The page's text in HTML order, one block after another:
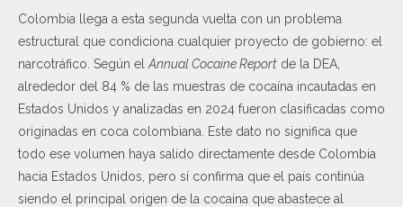
Colombia llega a esta segunda vuelta con un problema
estructural que condiciona cualquier proyecto de gobierno: el
narcotráfico. Según el Annual Cocaine Report de la DEA,
alrededor del 84 % de las muestras de cocaína incautadas en
Estados Unidos y analizadas en 2024 fueron clasificadas como
originadas en coca colombiana. Este dato no significa que
todo ese volumen haya salido directamente desde Colombia
hacia Estados Unidos, pero sí confirma que el país continúa
siendo el principal origen de la cocaína que abastece al